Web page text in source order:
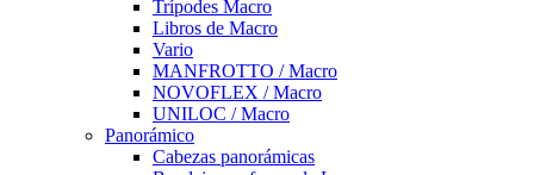
Trípodes Macro
Libros de Macro
Vario
MANFROTTO / Macro
NOVOFLEX / Macro
UNILOC / Macro
Panorámico
Cabezas panorámicas